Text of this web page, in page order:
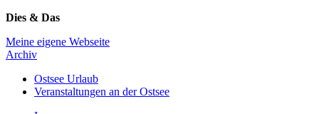
Dies & Das
Meine eigene Webseite
Archiv
Ostsee Urlaub
Veranstaltungen an der Ostsee